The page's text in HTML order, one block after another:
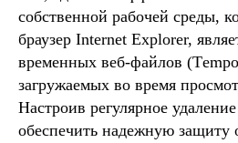
собственной рабочей среды,
браузер Internet Еxplоrеr,
временных веб-файлов
загружаемых во время
Настроив регулярное
обеспечить надежную защиту